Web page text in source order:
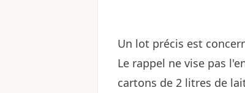
Un lot précis est
Le rappel ne vise pas
cartons de 2 litres de